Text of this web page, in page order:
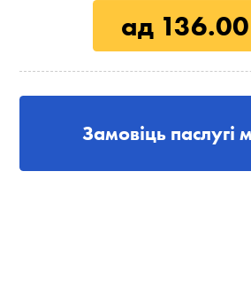
ад 136.00
Замовіць паслугі